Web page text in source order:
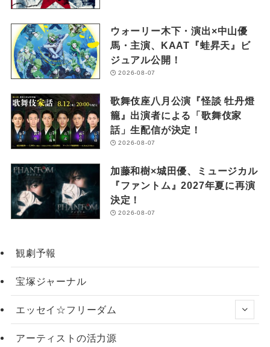
ウォーリー木下・演出×中山優
馬・主演、KAAT『蛙昇天』ビ
ジュアル公開！
2026-08-07
歌舞伎座八月公演『怪談 牡丹燈
籠』出演者による「歌舞伎家
話」生配信が決定！
2026-08-07
加藤和樹×城田優、ミュージカル
『ファントム』2027年夏に再演
決定！
2026-08-07
観劇予報
宝塚ジャーナル
エッセイ☆フリーダム
アーティストの活力源